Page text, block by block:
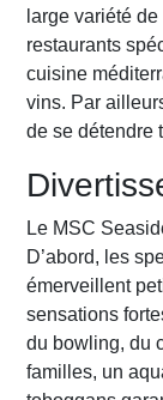
large variété
restaurants
cuisine
vins. Par
de se détendre
Le MSC
D’abord, les
émerveillent
sensations
du bowling, du
familles, un